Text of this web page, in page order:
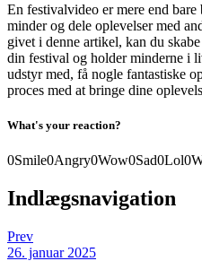
En festivalvideo er mere end
minder og dele oplevelser med
givet i denne artikel, kan du
din festival og holder minderne i
udstyr med, få nogle fantastiske
proces med at bringe dine
What's your reaction?
0Smile0Angry0Wow0Sad0Lol0
Indlægsnavigation
Prev
26. januar 2025